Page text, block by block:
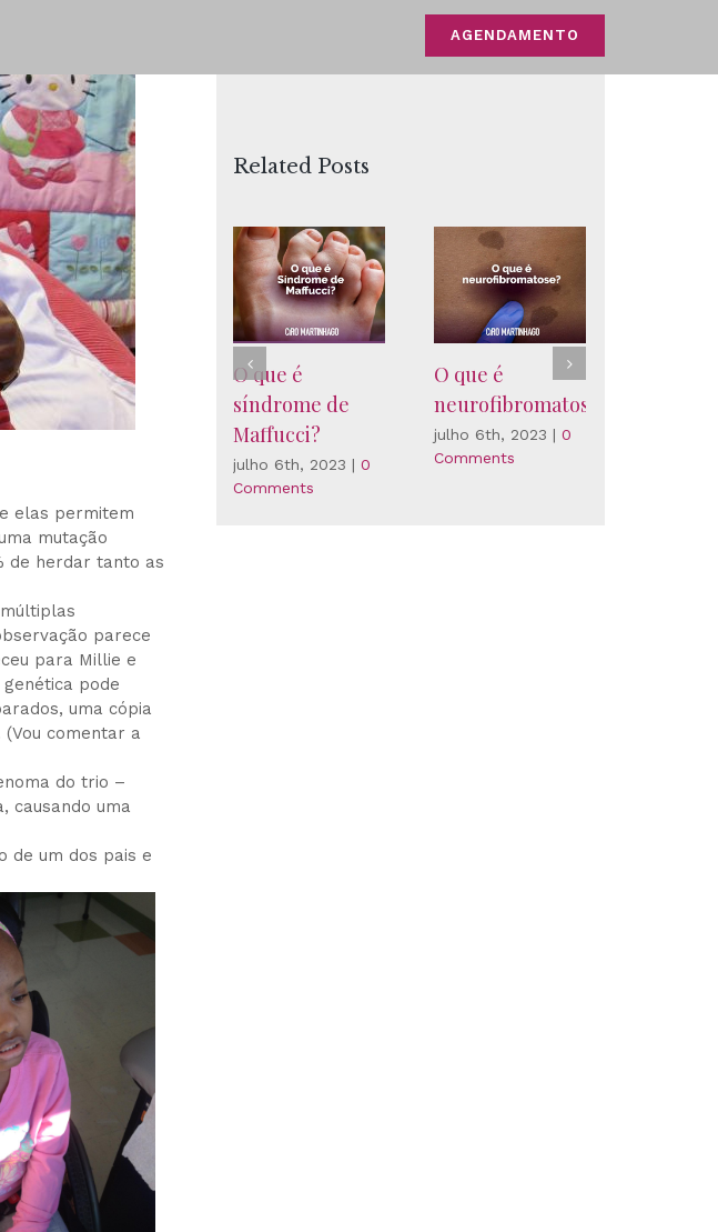
AGENDAMENTO
elas permitem
mutação
de herdar tanto as
parece
para Millie e
pode
uma cópia
comentar a
do trio –
causando uma
de um dos pais e
Related Posts
O que é
síndrome de
Maffucci?
julho 6th, 2023 | 0
Comments
O que é
neurofibromatose?
julho 6th, 2023 | 0
Comments